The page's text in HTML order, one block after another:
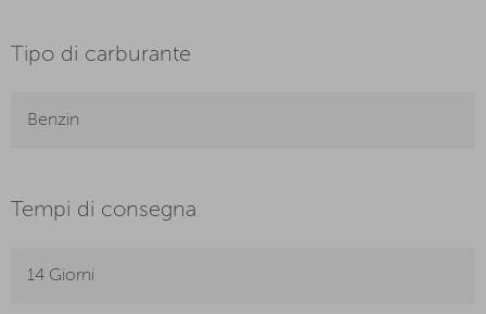
Tipo di carburante
Benzin
Tempi di consegna
14 Giorni